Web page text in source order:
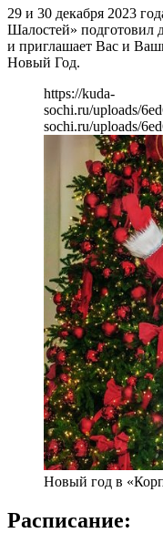
29 и 30 декабря 2023
Шалостей» подготовил
и приглашает Вас и
Новый Год.
https://kuda-
sochi.ru/uploads/
sochi.ru/uploads/
Новый год в
Расписание: